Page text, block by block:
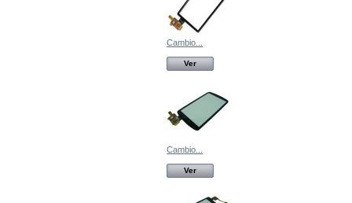
Cambio...
Ver
Cambio...
Ver